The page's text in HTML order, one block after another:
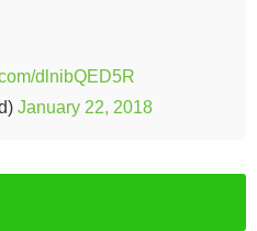
dlnibQED5R
January 22, 2018